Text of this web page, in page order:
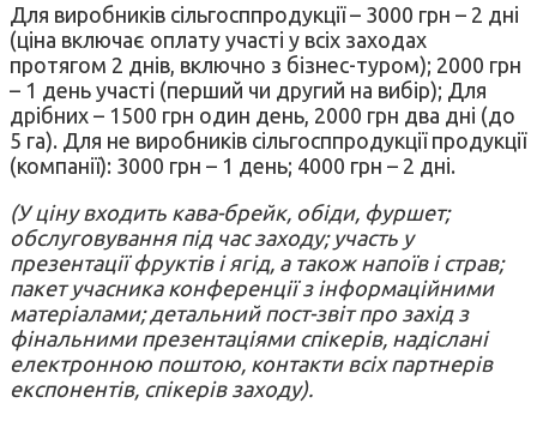
Для виробників сільгосппродукції – 3000 грн – 2 дні
(ціна включає оплату участі у всіх заходах
протягом 2 днів, включно з бізнес-туром); 2000 грн
– 1 день участі (перший чи другий на вибір); Для
дрібних – 1500 грн один день, 2000 грн два дні (до
5 га). Для не виробників сільгосппродукції продукції
(компанії): 3000 грн – 1 день; 4000 грн – 2 дні.
(У ціну входить кава-брейк, обіди, фуршет;
обслуговування під час заходу; участь у
презентації фруктів і ягід, а також напоїв і страв;
пакет учасника конференції з інформаційними
матеріалами; детальний пост-звіт про захід з
фінальними презентаціями спікерів, надіслані
електронною поштою, контакти всіх партнерів
експонентів, спікерів заходу).